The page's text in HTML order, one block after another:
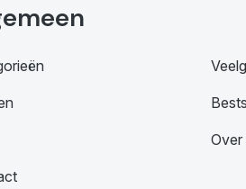
Over